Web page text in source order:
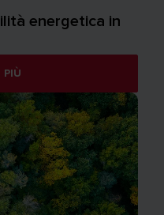
energetica in
PIÙ